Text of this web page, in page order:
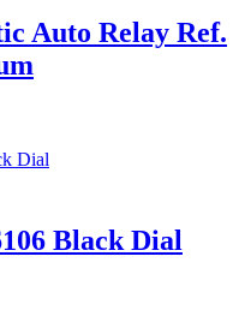
Auto Relay Ref.
Black Dial